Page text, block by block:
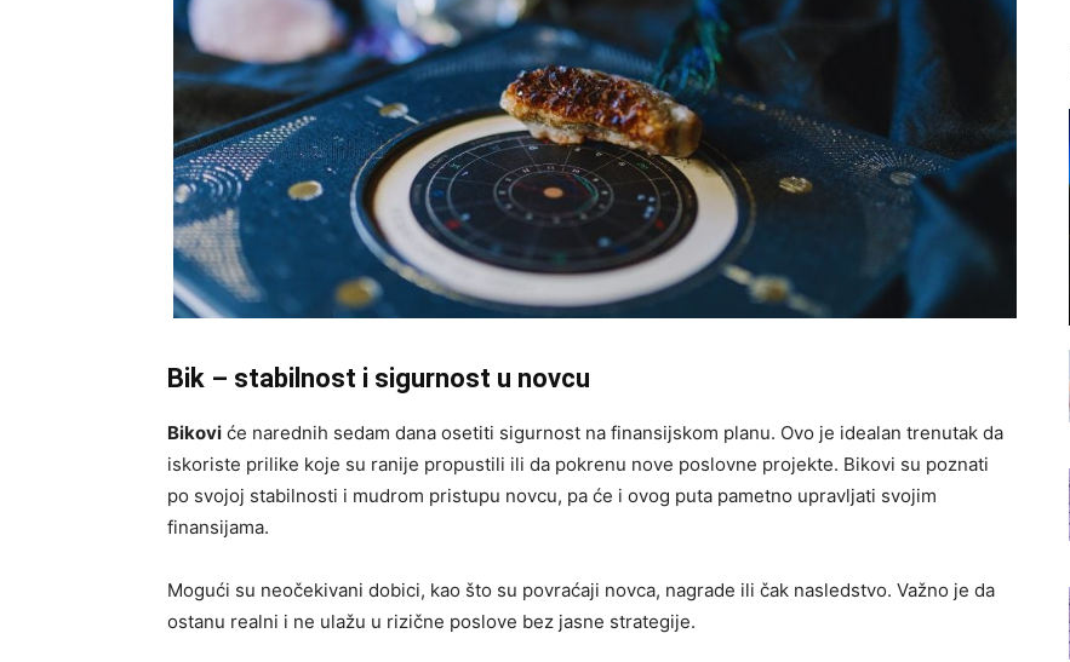
Bik – stabilnost i sigurnost u novcu
Bikovi će narednih sedam dana osetiti sigurnost na finansijskom planu. Ovo je idealan trenutak da
iskoriste prilike koje su ranije propustili ili da pokrenu nove poslovne projekte. Bikovi su poznati
po svojoj stabilnosti i mudrom pristupu novcu, pa će i ovog puta pametno upravljati svojim
finansijama.
Mogući su neočekivani dobici, kao što su povraćaji novca, nagrade ili čak nasledstvo. Važno je da
ostanu realni i ne ulažu u rizične poslove bez jasne strategije.